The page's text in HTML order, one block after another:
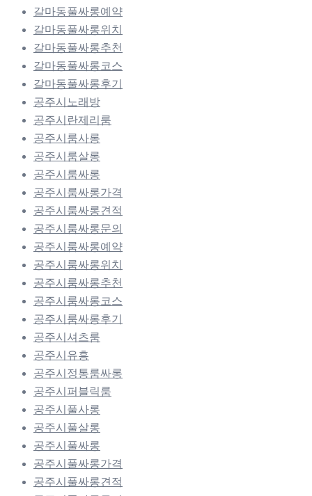
갈마동풀싸롱예약
갈마동풀싸롱위치
갈마동풀싸롱추천
갈마동풀싸롱코스
갈마동풀싸롱후기
공주시노래방
공주시란제리룸
공주시룸사롱
공주시룸살롱
공주시룸싸롱
공주시룸싸롱가격
공주시룸싸롱견적
공주시룸싸롱문의
공주시룸싸롱예약
공주시룸싸롱위치
공주시룸싸롱추천
공주시룸싸롱코스
공주시룸싸롱후기
공주시셔츠룸
공주시유흥
공주시정통룸싸롱
공주시퍼블릭룸
공주시풀사롱
공주시풀살롱
공주시풀싸롱
공주시풀싸롱가격
공주시풀싸롱견적